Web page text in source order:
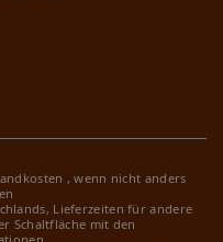
, wenn nicht anders
Lieferzeiten für andere
Schaltfläche mit den